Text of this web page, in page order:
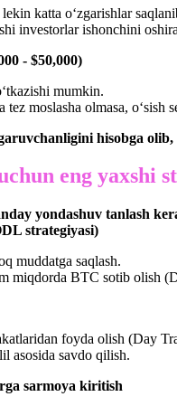
katta o‘zgarishlar
investorlar ishonchini
- $50,000)
mumkin.
moslasha olmasa, o‘sish
hisobga
eng yaxshi
yondashuv tanlash
strategiyasi)
muddatga saqlash.
miqdorda BTC sotib olish
foyda olish (Day
asosida savdo qilish.
sarmoya kiritish